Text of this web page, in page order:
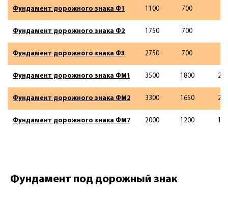
Фундамент дорожного знака Ф1 1100 700
Фундамент дорожного знака Ф2 1750 700
Фундамент дорожного знака Ф3 2750 700
Фундамент дорожного знака ФМ1 3500 1800
Фундамент дорожного знака ФМ2 3300 1650
Фундамент дорожного знака ФМ7 2000 1200
Фундамент под дорожный знак